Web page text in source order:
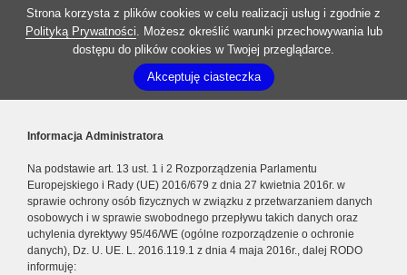
Strona korzysta z plików cookies w celu realizacji usług i zgodnie z
Polityką Prywatności. Możesz określić warunki przechowywania lub
dostępu do plików cookies w Twojej przeglądarce.
Akceptuję ciasteczka
Informacja Administratora
Na podstawie art. 13 ust. 1 i 2 Rozporządzenia Parlamentu
Europejskiego i Rady (UE) 2016/679 z dnia 27 kwietnia 2016r. w
sprawie ochrony osób fizycznych w związku z przetwarzaniem danych
osobowych i w sprawie swobodnego przepływu takich danych oraz
uchylenia dyrektywy 95/46/WE (ogólne rozporządzenie o ochronie
danych), Dz. U. UE. L. 2016.119.1 z dnia 4 maja 2016r., dalej RODO
informuję: